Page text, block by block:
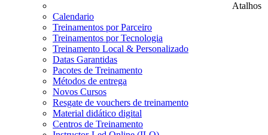
Atalhos
Calendario
Treinamentos por Parceiro
Treinamentos por Tecnologia
Treinamento Local & Personalizado
Datas Garantidas
Pacotes de Treinamento
Métodos de entrega
Novos Cursos
Resgate de vouchers de treinamento
Material didático digital
Centros de Treinamento